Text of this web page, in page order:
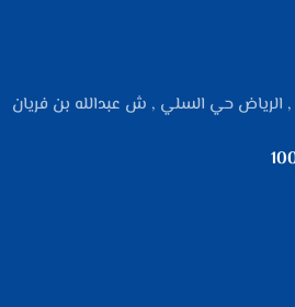
, الرياض حي السلي , ش عبدالله بن فريان